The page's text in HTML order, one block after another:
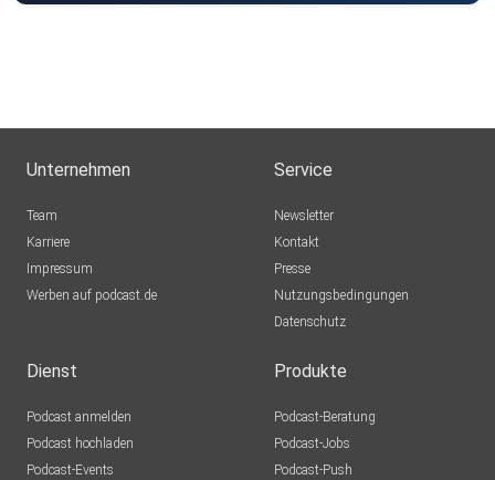
Unternehmen
Team
Karriere
Impressum
Werben auf podcast.de
Service
Newsletter
Kontakt
Presse
Nutzungsbedingungen
Datenschutz
Dienst
Podcast anmelden
Podcast hochladen
Podcast-Events
Produkte
Podcast-Beratung
Podcast-Jobs
Podcast-Push